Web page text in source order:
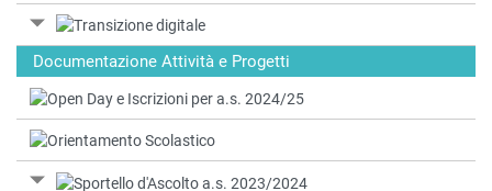
Documentazione Attività e Progetti